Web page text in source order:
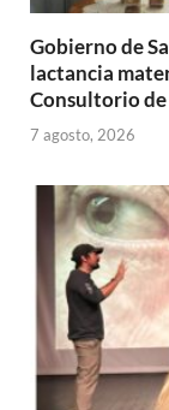
Gobierno de
lactancia
Consultorio
7 agosto, 2026